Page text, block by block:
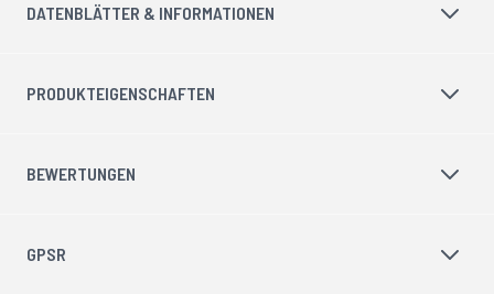
DATENBLÄTTER & INFORMATIONEN
PRODUKTEIGENSCHAFTEN
BEWERTUNGEN
GPSR